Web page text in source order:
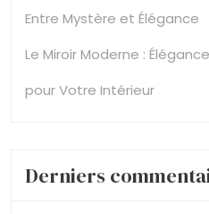
Entre Mystère et Élégance
Le Miroir Moderne :
pour Votre Intérieur
Derniers